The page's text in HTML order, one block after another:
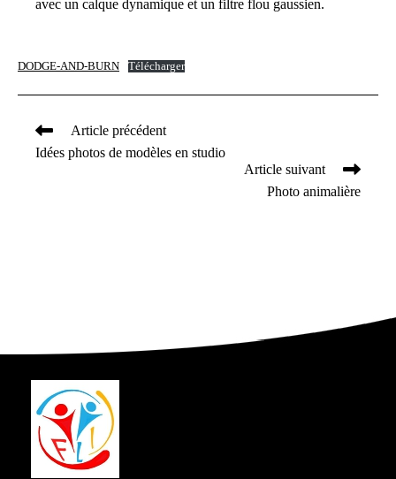
avec un calque dynamique et un filtre flou gaussien.
DODGE-AND-BURN Télécharger
Read
more
Article précédent
Idées photos de modèles en studio
Article suivant
Photo animalière